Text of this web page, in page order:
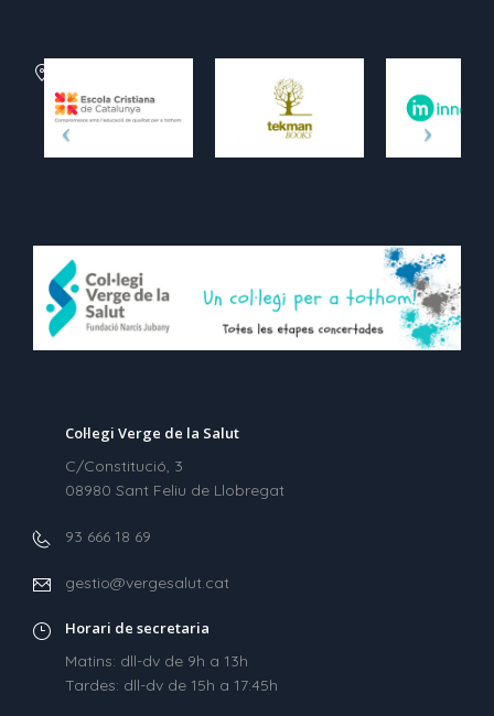
Col·legi Verge de la Salut
C/Constitució, 3
08980 Sant Feliu de Llobregat
93 666 18 69
gestio@vergesalut.cat
Horari de secretaria
Matins: dll-dv de 9h a 13h
Tardes: dll-dv de 15h a 17:45h